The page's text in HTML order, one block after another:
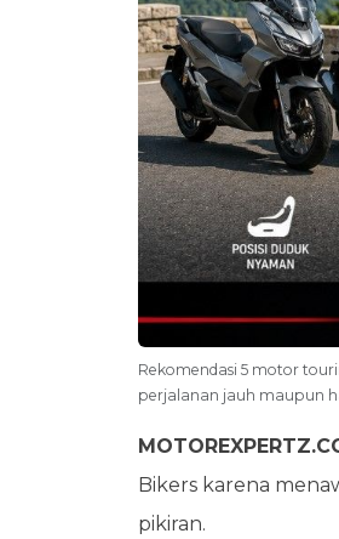
Rekomendasi 5 motor
perjalanan jauh maupun
Bikers karena
pikiran.